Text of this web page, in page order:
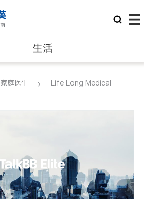
生活
律师
非盈利组织
家庭医生
Life Long Medical